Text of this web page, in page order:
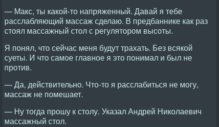
— Макс, ты какой-то напряженный. Давай я тебе
расслабляющий массаж сделаю. В предбаннике как раз
стоял массажный стол с регулятором высоты.
Я понял, что сейчас меня будут трахать. Без всякой
суеты. И что самое главное я это понимал и был не
против.
— Да, действительно. Что-то я расслабиться не могу,
массаж не помешает.
— Ну тогда прошу к столу. Указал Андрей Николаевич
массажный стол.